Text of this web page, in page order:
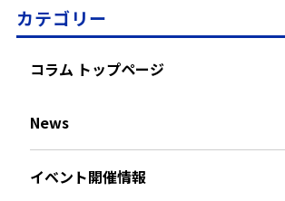
カテゴリー
コラム トップページ
News
イベント開催情報